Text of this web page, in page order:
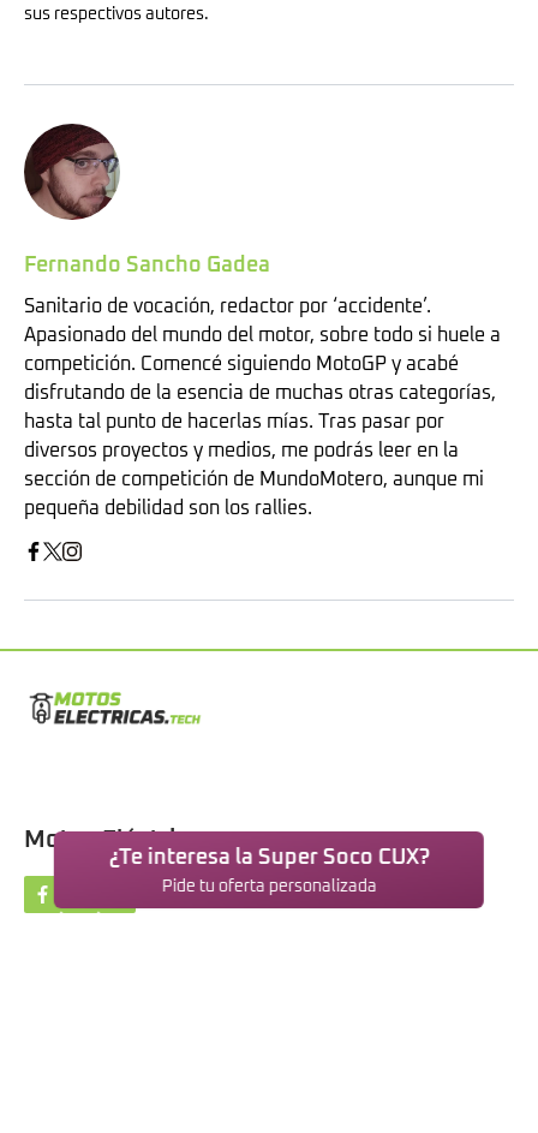
sus respectivos autores.
Fernando Sancho Gadea
Sanitario de vocación, redactor por ‘accidente’.
Apasionado del mundo del motor, sobre todo si huele a
competición. Comencé siguiendo MotoGP y acabé
disfrutando de la esencia de muchas otras categorías,
hasta tal punto de hacerlas mías. Tras pasar por
diversos proyectos y medios, me podrás leer en la
sección de competición de MundoMotero, aunque mi
pequeña debilidad son los rallies.
¿Te interesa la Super Soco CUX?
Pide tu oferta personalizada
Motos Eléctricas